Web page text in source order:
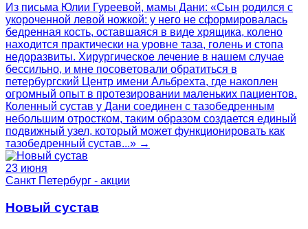
Из письма Юлии Гуреевой, мамы Дани: «Сын родился с
укороченной левой ножкой: у него не сформировалась
бедренная кость, оставшаяся в виде хрящика, колено
находится практически на уровне таза, голень и стопа
недоразвиты. Хирургическое лечение в нашем случае
бессильно, и мне посоветовали обратиться в
петербургский Центр имени Альбрехта, где накоплен
огромный опыт в протезировании маленьких пациентов.
Коленный сустав у Дани соединен с тазобедренным
небольшим отростком, таким образом создается единый
подвижный узел, который может функционировать как
тазобедренный сустав...» →
23 июня
Санкт Петербург - акции
Новый сустав